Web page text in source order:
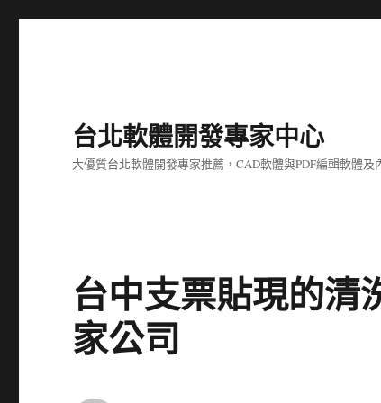
台北軟體開發專家中心
大優質台北軟體開發專家推薦，CAD軟體與PDF編輯軟體
台中支票貼現的清
家公司